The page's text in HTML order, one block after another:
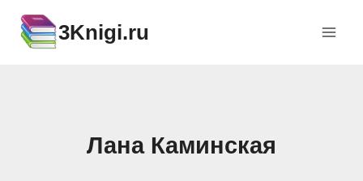
содержимому
3Knigi.ru
Лана Каминская